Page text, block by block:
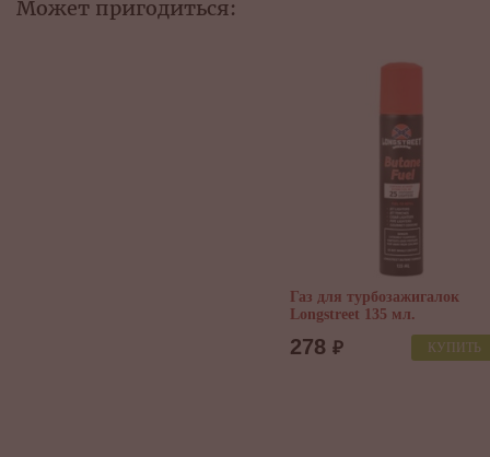
Может пригодиться:
Газ для турбозажигалок
Longstreet 135 мл.
278 ₽ КУПИТЬ